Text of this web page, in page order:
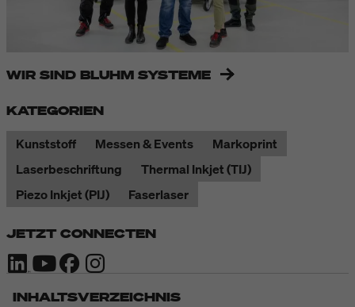
WIR SIND BLUHM SYSTEME
KATEGORIEN
Kunststoff
Messen & Events
Markoprint
Laserbeschriftung
Thermal Inkjet (TIJ)
Piezo Inkjet (PIJ)
Faserlaser
JETZT CONNECTEN
INHALTSVERZEICHNIS